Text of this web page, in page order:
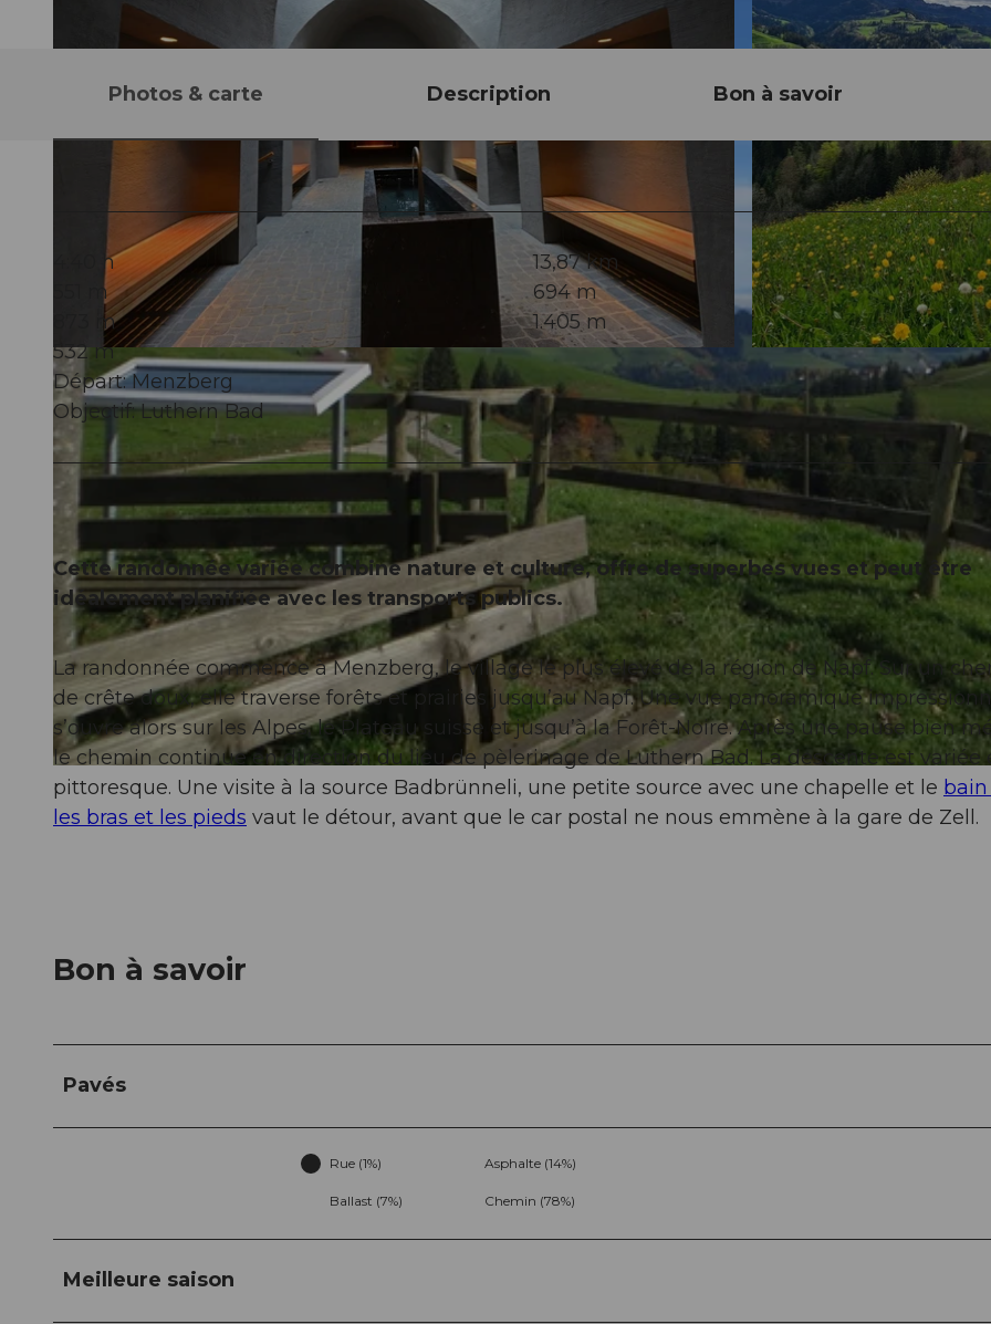
© Willisau Tourismus, Willisau Tourismus | CC-BY
Photos & carte Description Bon à savoir
4:40 h
13,87 km
551 m
694 m
873 m
1.405 m
532 m
Départ: Menzberg
Objectif: Luthern Bad
Cette randonnée variée combine nature et culture, offre de superbes vues et peut être
idéalement planifiée avec les transports publics.
La randonnée commence à Menzberg, le village le plus élevé de la région de Napf. Sur un
de crête doux, elle traverse forêts et prairies jusqu’au Napf. Une vue panoramique
s’ouvre alors sur les Alpes, le Plateau suisse et jusqu’à la Forêt-Noire. Après une pause bien
le chemin continue en direction du lieu de pèlerinage de Luthern Bad. La descente est variée
pittoresque. Une visite à la source Badbrünneli, une petite source avec une chapelle et le
les bras et les pieds vaut le détour, avant que le car postal ne nous emmène à la gare de Zell.
Bon à savoir
Pavés
Rue (1%) Asphalte (14%)
Ballast (7%) Chemin (78%)
Meilleure saison